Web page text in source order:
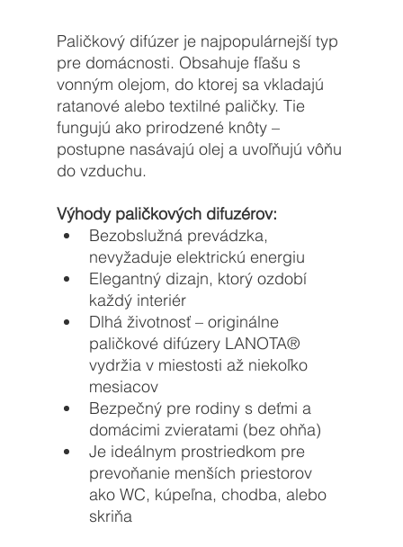
Paličkový difúzer je najpopulárnejší typ
pre domácnosti. Obsahuje fľašu s
vonným olejom, do ktorej sa vkladajú
ratanové alebo textilné paličky. Tie
fungujú ako prirodzené knôty –
postupne nasávajú olej a uvoľňujú vôňu
do vzduchu.
Výhody paličkových difuzérov:
Bezobslužná prevádzka,
nevyžaduje elektrickú energiu
Elegantný dizajn, ktorý ozdobí
každý interiér
Dlhá životnosť – originálne
paličkové difúzery LANOTA®
vydržia v miestosti až niekoľko
mesiacov
Bezpečný pre rodiny s deťmi a
domácimi zvieratami (bez ohňa)
Je ideálnym prostriedkom pre
prevoňanie menších priestorov
ako WC, kúpeľna, chodba, alebo
skriňa